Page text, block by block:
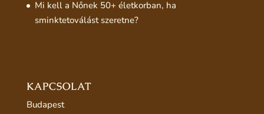
Mi kell a Nőnek 50+ életkorban, ha
sminktetoválást szeretne?
KAPCSOLAT
Budapest